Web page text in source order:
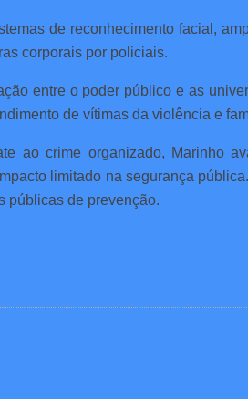
de reconhecimento facial,
corporais por policiais.
entre o poder público e as
de vítimas da violência e
ao crime organizado, Marinho
limitado na segurança
públicas de prevenção.